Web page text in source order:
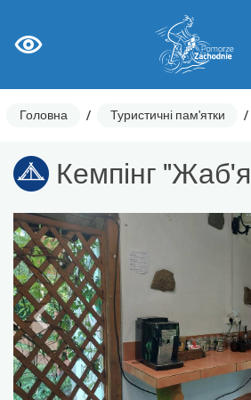
Головна / Туристичні пам'ятки /
Кемпінг